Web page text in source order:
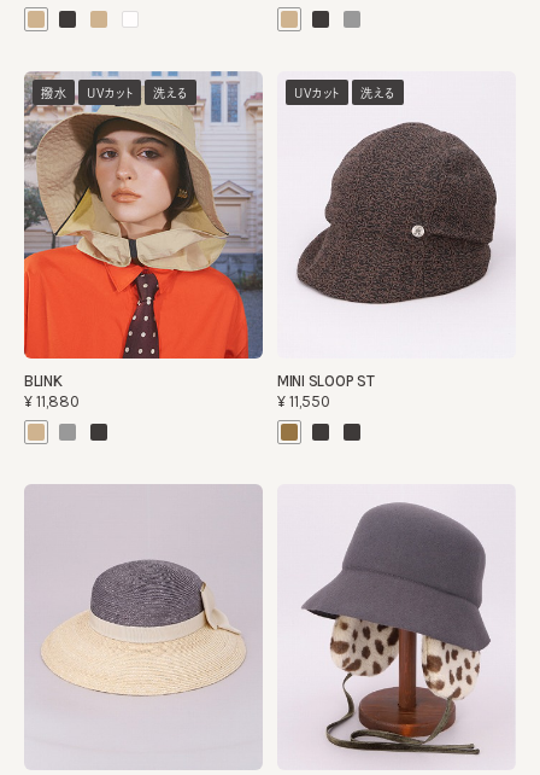
撥水 UVカット 洗える
BLINK
¥11,880
UVカット 洗える
MINI SLOOP ST
¥11,550